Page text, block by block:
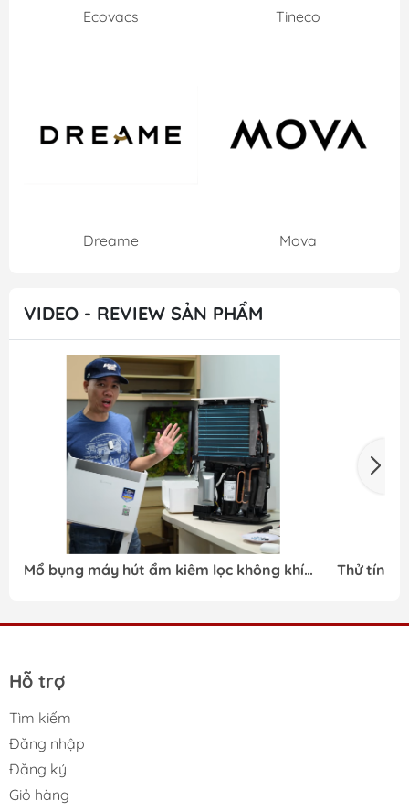
Ecovacs Tineco
Dreame Mova
VIDEO - REVIEW SẢN PHẨM
Mổ bụng máy hút ẩm kiêm lọc không khí
Thử tính
Hỗ trợ
Tìm kiếm
Đăng nhập
Đăng ký
Giỏ hàng